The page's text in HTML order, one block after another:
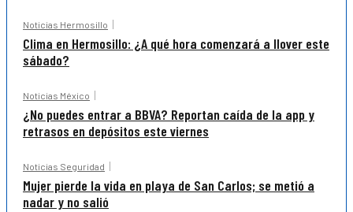
Noticias Hermosillo
Clima en Hermosillo: ¿A qué hora comenzará a llover este
sábado?
Noticias México
¿No puedes entrar a BBVA? Reportan caída de la app y
retrasos en depósitos este viernes
Noticias Seguridad
Mujer pierde la vida en playa de San Carlos; se metió a
nadar y no salió